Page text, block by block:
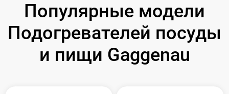
Популярные модели
Подогревателей посуды
и пищи Gaggenau